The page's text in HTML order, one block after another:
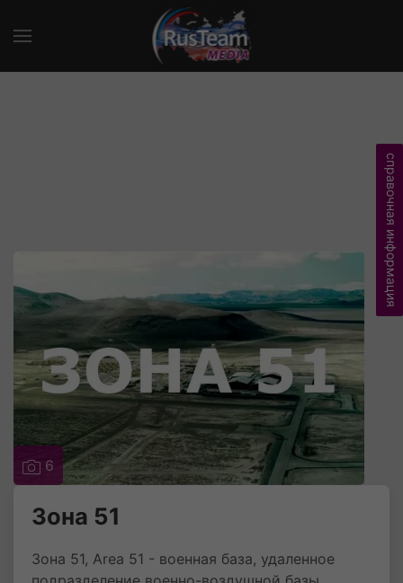
6
Зона 51
Зона 51, Area 51 - военная база, удаленное
справочная информация